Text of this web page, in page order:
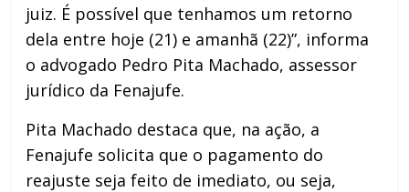
juiz. É possível que tenhamos um retorno
dela entre hoje (21) e amanhã (22)”, informa
o advogado Pedro Pita Machado, assessor
jurídico da Fenajufe.
Pita Machado destaca que, na ação, a
Fenajufe solicita que o pagamento do
reajuste seja feito de imediato, ou seja,